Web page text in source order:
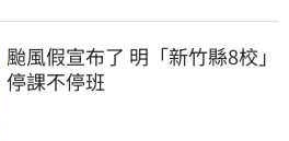
颱風假宣布了 明「新竹縣8校」
停課不停班